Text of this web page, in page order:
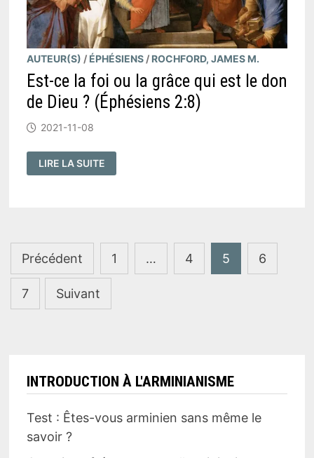
AUTEUR(S) / ÉPHÉSIENS/ ROCHFORD, JAMES M.
Est-ce la foi ou la grâce qui est le don
de Dieu ? (Éphésiens 2:8)
2021-11-08
EST-
CE
LA
LE
DON
DE
DIEU
ÉPHÉSIENS
LIRE LA SUITE
Pagination
des
publications
Précédent 1 … 4 5 6
7 Suivant
INTRODUCTION À L'ARMINIANISME
Test : Êtes-vous arminien sans même le
savoir ?